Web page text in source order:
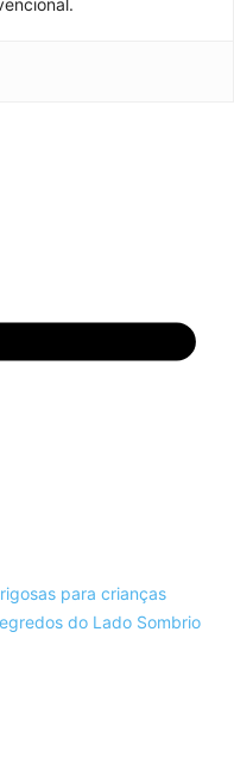
para crianças
do Lado Sombrio